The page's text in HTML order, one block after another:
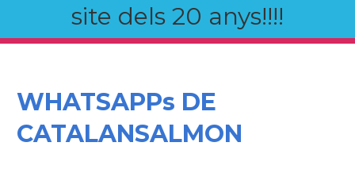
site dels 20 anys!!!!
WHATSAPPs DE
CATALANSALMON